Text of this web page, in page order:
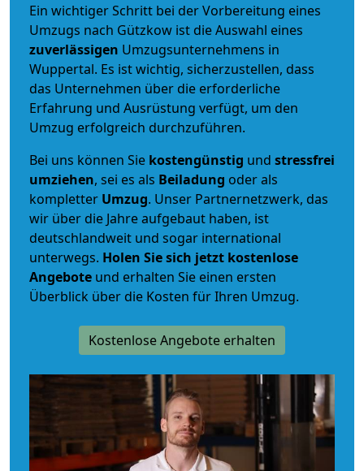
Ein wichtiger Schritt bei der Vorbereitung eines
Umzugs nach Gützkow ist die Auswahl eines
zuverlässigen Umzugsunternehmens in
Wuppertal. Es ist wichtig, sicherzustellen, dass
das Unternehmen über die erforderliche
Erfahrung und Ausrüstung verfügt, um den
Umzug erfolgreich durchzuführen.
Bei uns können Sie kostengünstig und stressfrei
umziehen, sei es als Beiladung oder als
kompletter Umzug. Unser Partnernetzwerk, das
wir über die Jahre aufgebaut haben, ist
deutschlandweit und sogar international
unterwegs. Holen Sie sich jetzt kostenlose
Angebote und erhalten Sie einen ersten
Überblick über die Kosten für Ihren Umzug.
Kostenlose Angebote erhalten